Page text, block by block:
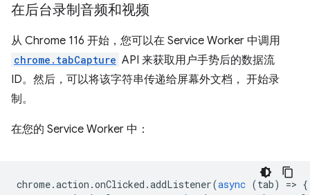
在后台录制音频和视频
从 Chrome 116 开始，您可以在 Service Worker 中调用
chrome.tabCapture API 来获取用户手势后的数据流
ID。然后，可以将该字符串传递给屏幕外文档， 开始录
制。
在您的 Service Worker 中：
chrome.action .onClicked .addListener(async (tab) => {